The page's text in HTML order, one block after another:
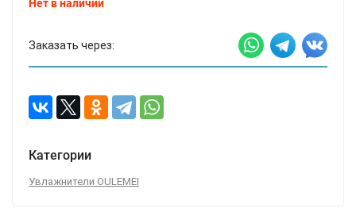
Нет в наличии
Заказать через:
Категории
Увлажнители OULEMEI